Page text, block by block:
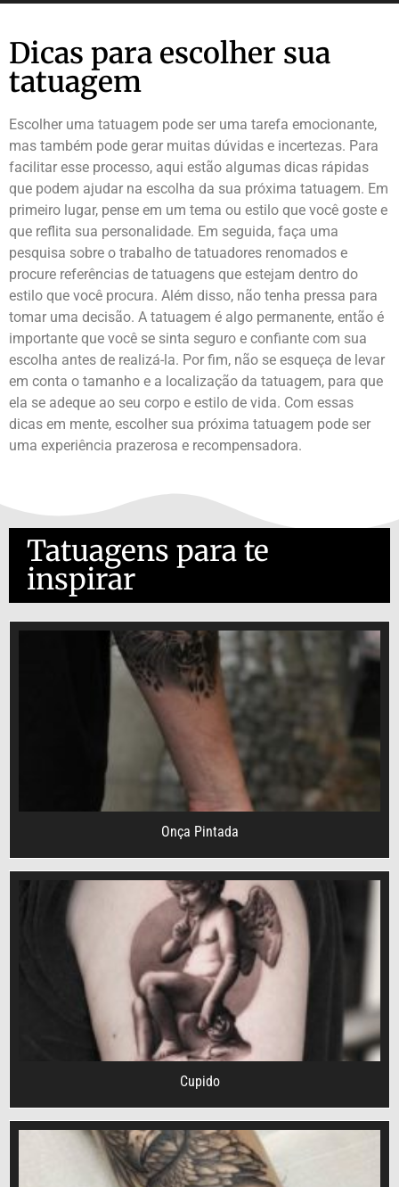
Dicas para escolher sua
tatuagem
Escolher uma tatuagem pode ser uma tarefa emocionante,
mas também pode gerar muitas dúvidas e incertezas. Para
facilitar esse processo, aqui estão algumas dicas rápidas
que podem ajudar na escolha da sua próxima tatuagem. Em
primeiro lugar, pense em um tema ou estilo que você goste e
que reflita sua personalidade. Em seguida, faça uma
pesquisa sobre o trabalho de tatuadores renomados e
procure referências de tatuagens que estejam dentro do
estilo que você procura. Além disso, não tenha pressa para
tomar uma decisão. A tatuagem é algo permanente, então é
importante que você se sinta seguro e confiante com sua
escolha antes de realizá-la. Por fim, não se esqueça de levar
em conta o tamanho e a localização da tatuagem, para que
ela se adeque ao seu corpo e estilo de vida. Com essas
dicas em mente, escolher sua próxima tatuagem pode ser
uma experiência prazerosa e recompensadora.
Tatuagens para te
inspirar
Onça Pintada
Cupido